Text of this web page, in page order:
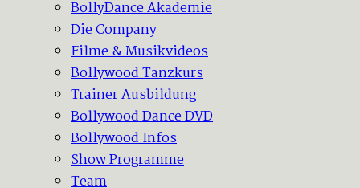
BollyDance Akademie
Die Company
Filme & Musikvideos
Bollywood Tanzkurs
Trainer Ausbildung
Bollywood Dance DVD
Bollywood Infos
Show Programme
Team